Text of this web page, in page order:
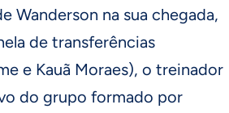
Wanderson na sua chegada,
de transferências
e Kauã Moraes), o treinador
do grupo formado por